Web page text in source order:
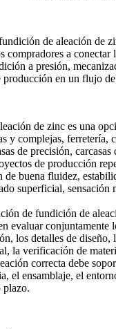
de aleación de
compradores a conectar
a presión,
en un flujo
de zinc es una
y complejas, ferretería,
de precisión, carcasas
de producción
de buena fluidez,
superficial, sensación
de fundición de
evaluar conjuntamente
los detalles de diseño,
la verificación de
correcta debe
el ensamblaje, el
plazo.